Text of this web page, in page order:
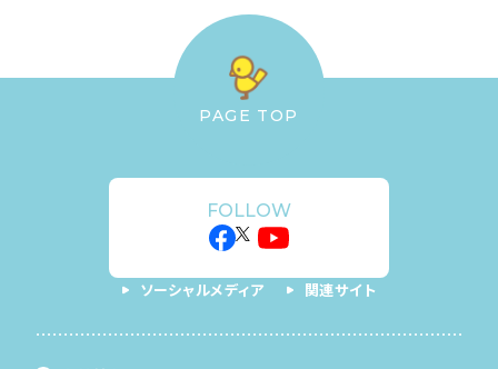
PAGE TOP
FOLLOW
ソーシャルメディア 関連サイト